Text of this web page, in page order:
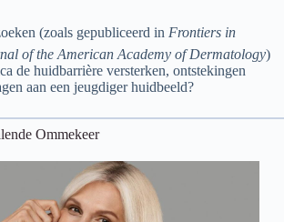
(zoals gepubliceerd in Frontiers in
of the American Academy of Dermatology)
de huidbarrière versterken, ontstekingen
aan een jeugdiger huidbeeld?
Ommekeer